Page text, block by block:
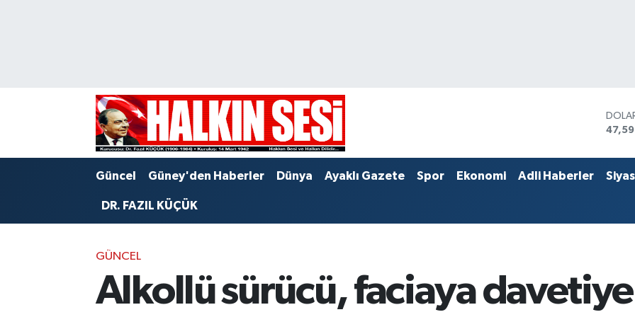
Güncel Güney'den Haberler Dünya Ayaklı Gazete Spor Ekonomi Adli Haberler
DR. FAZIL KÜÇÜK
GÜNCEL
Alkollü sürücü, faciaya davetiye
Trafik Durumu
Puan Durumu ve Fikstür